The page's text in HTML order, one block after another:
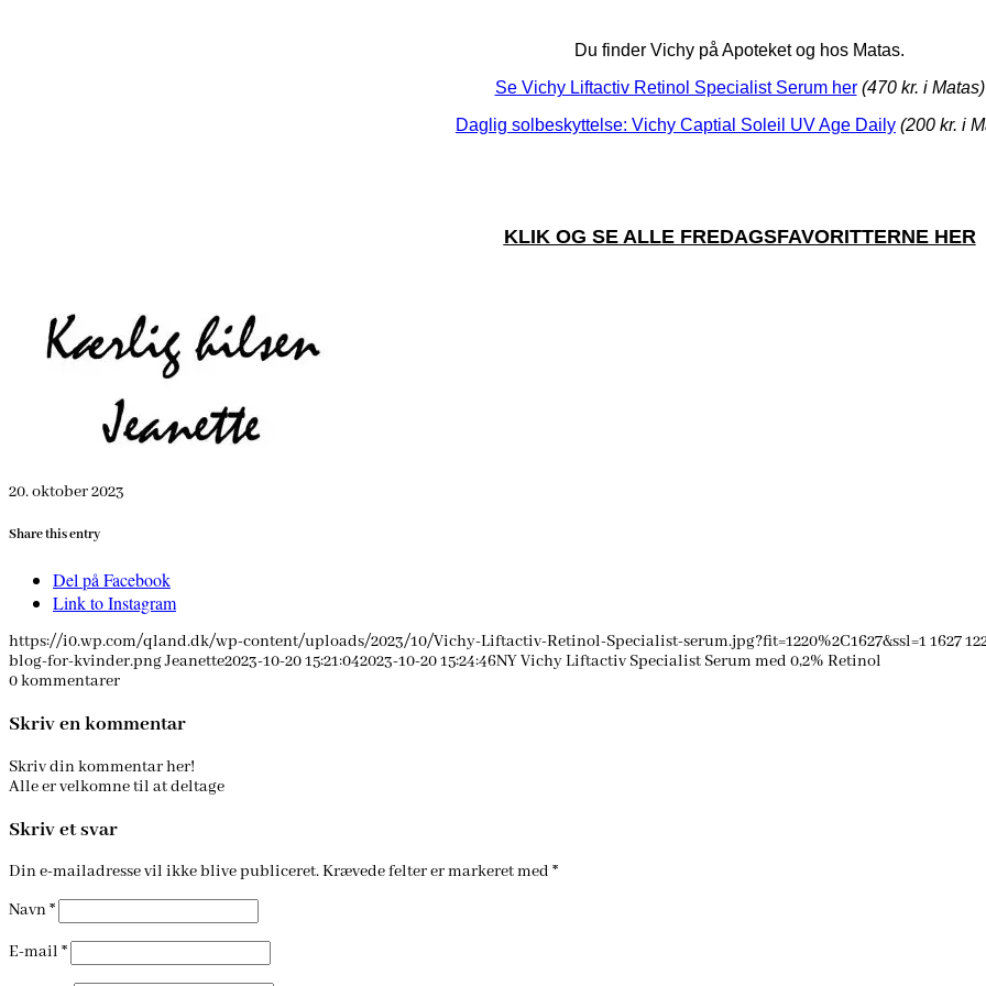
Du finder Vichy på Apoteket og hos Matas.
Se Vichy Liftactiv Retinol Specialist Serum her (470 kr. i Matas)
Daglig solbeskyttelse: Vichy Captial Soleil UV Age Daily (200 kr. i
KLIK OG SE ALLE FREDAGSFAVORITTERNE HER
20. oktober 2023
Share this entry
Del på Facebook
Link to Instagram
https://i0.wp.com/qland.dk/wp-content/uploads/2023/10/Vichy-Liftactiv-Retinol-Specialist-serum.jpg?fit=1220%2C1627&ssl=1 1627
blog-for-kvinder.pngJeanette2023-10-20 15:21:042023-10-20 15:24:46NY Vichy Liftactiv Specialist Serum med 0,2% Retinol
0kommentarer
Skriv en kommentar
Skriv din kommentar her!
Alle er velkomne til at deltage
Skriv et svar
Din e-mailadresse vil ikke blive publiceret.Krævede felter er markeret med *
Navn*
E-mail *